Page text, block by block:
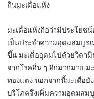
กินมะเดื่อแห้ง
มะเดื่อแห้งถือว่ามีประโยช
เป็นประจำความอุดมสมบูร
ขึ้น มะเดื่ออุดมไปด้วยวิตามิ
จากโรคอื่น ๆ อีกมากมาย
ทองแดง นอกจากนี้มะเดื่อยั
บริโภคจึงเพิ่มความอุดมสม